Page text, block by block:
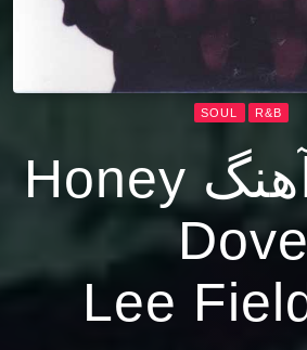
R&B
SOUL
دانلود آهنگ Honey
Dove